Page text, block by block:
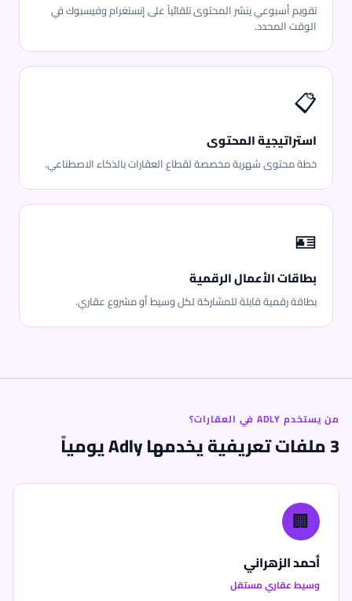
تقويم أسبوعي ينشر المحتوى تلقائياً على إنستغرام وفيسبوك في
الوقت المحدد.
📋
استراتيجية المحتوى
خطة محتوى شهرية مخصصة لقطاع العقارات بالذكاء الاصطناعي.
🪪
بطاقات الأعمال الرقمية
بطاقة رقمية قابلة للمشاركة لكل وسيط أو مشروع عقاري.
من يستخدم ADLY في العقارات؟
3 ملفات تعريفية يخدمها Adly يومياً
🏢
أحمد الزهراني
وسيط عقاري مستقل